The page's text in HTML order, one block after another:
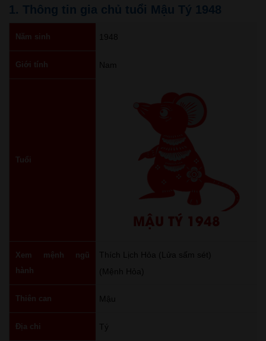
1. Thông tin gia chủ tuổi Mậu Tý 1948
Năm sinh 1948
Giới tính Nam
Tuổi
MẬU TÝ 1948
Xem mệnh ngũ
hành
Thích Lịch Hỏa (Lửa sấm sét)
(Mệnh Hỏa)
Thiên can Mậu
Địa chi Tý